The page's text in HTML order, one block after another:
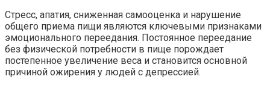
Стресс, апатия, сниженная самооценка и нарушение
общего приема пищи являются ключевыми признаками
эмоционального переедания. Постоянное переедание
без физической потребности в пище порождает
постепенное увеличение веса и становится основной
причиной ожирения у людей с депрессией.